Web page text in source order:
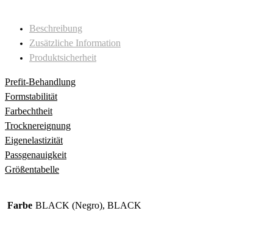
Beschreibung
Zusätzliche Information
Produktsicherheit
Prefit-Behandlung
Formstabilität
Farbechtheit
Trocknereignung
Eigenelastizität
Passgenauigkeit
Größentabelle
Farbe BLACK (Negro), BLACK